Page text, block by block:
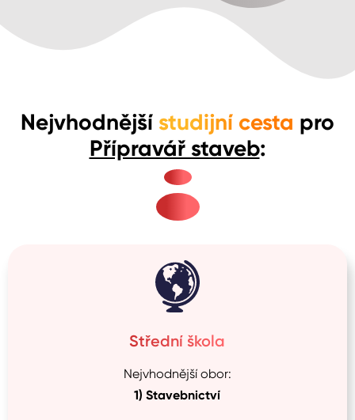
Nejvhodnější studijní cesta pro
Přípravář staveb:
Střední škola
Nejvhodnější obor:
1)Stavebnictví